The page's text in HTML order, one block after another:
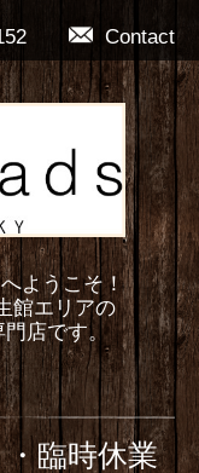
Contact
ようこそ！
エリアの
店です。
臨時休業